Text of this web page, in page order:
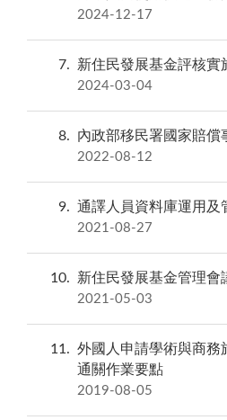
2024-12-17
7 新住民發展基金評核實
2024-03-04
8 內政部移民署國家賠償
2022-08-12
9 通譯人員資料庫運用及
2021-08-27
10 新住民發展基金管理會
2021-05-03
11
外國人申請學術與商務
通關作業要點
2019-08-05